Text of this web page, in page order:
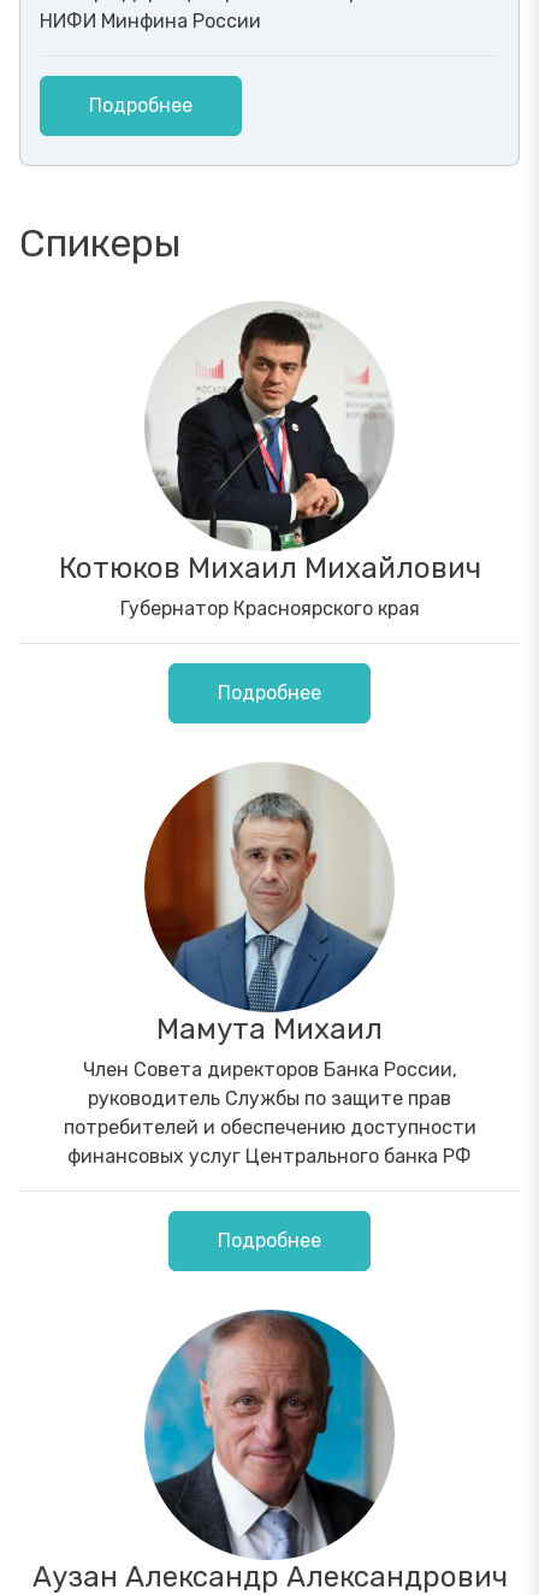
НИФИ Минфина России
Подробнее
Спикеры
Котюков Михаил Михайлович
Губернатор Красноярского края
Подробнее
Мамута Михаил
Член Совета директоров Банка России,
руководитель Службы по защите прав
потребителей и обеспечению доступности
финансовых услуг Центрального банка РФ
Подробнее
Аузан Александр Александрович